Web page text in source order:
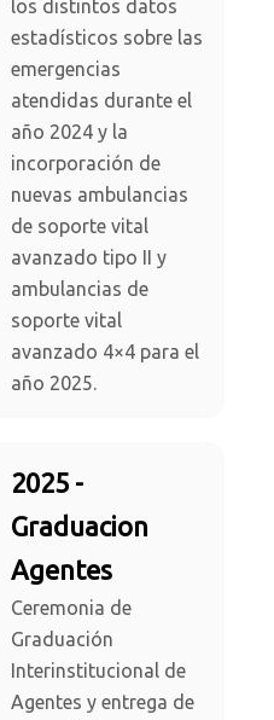
los distintos datos
estadísticos sobre las
emergencias
atendidas durante el
año 2024 y la
incorporación de
nuevas ambulancias
de soporte vital
avanzado tipo II y
ambulancias de
soporte vital
avanzado 4×4 para el
año 2025.
2025 -
Graduacion
Agentes
Ceremonia de
Graduación
Interinstitucional de
Agentes y entrega de